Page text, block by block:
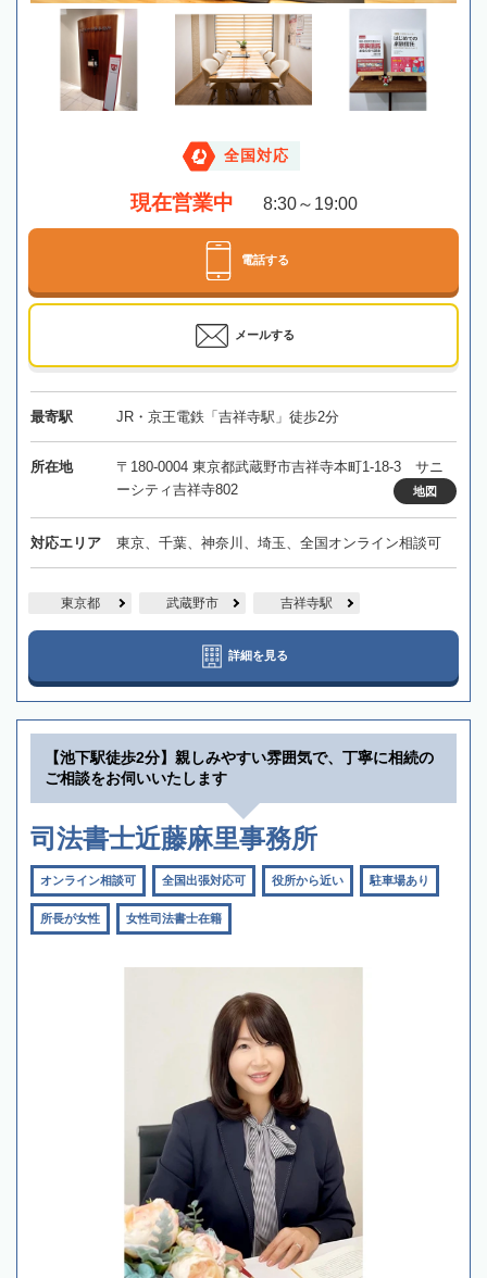
全国対応
現在営業中 8:30～19:00
電話する
メールする
最寄駅 JR・京王電鉄「吉祥寺駅」徒歩2分
所在地
〒180-0004 東京都武蔵野市吉祥寺本町1-18-3 サニ
ーシティ吉祥寺802
地図
対応エリア 東京、千葉、神奈川、埼玉、全国オンライン相談可
東京都 武蔵野市 吉祥寺駅
詳細を見る
【池下駅徒歩2分】親しみやすい雰囲気で、丁寧に相続の
ご相談をお伺いいたします
司法書士近藤麻里事務所
オンライン相談可 全国出張対応可 役所から近い 駐車場あり
所長が女性 女性司法書士在籍